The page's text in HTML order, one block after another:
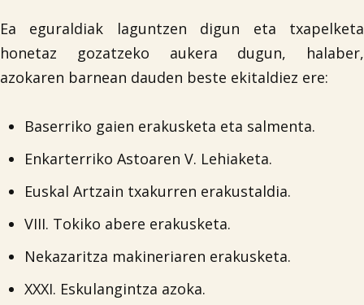

Ea eguraldiak laguntzen digun eta txapelketa
honetaz gozatzeko aukera dugun, halaber,
azokaren barnean dauden beste ekitaldiez ere:
Baserriko gaien erakusketa eta salmenta.
Enkarterriko Astoaren V. Lehiaketa.
Euskal Artzain txakurren erakustaldia.
VIII. Tokiko abere erakusketa.
Nekazaritza makineriaren erakusketa.
XXXI. Eskulangintza azoka.